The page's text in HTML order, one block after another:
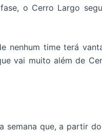
o Cerro Largo
nenhum time terá
vai muito além de
semana que, a partir